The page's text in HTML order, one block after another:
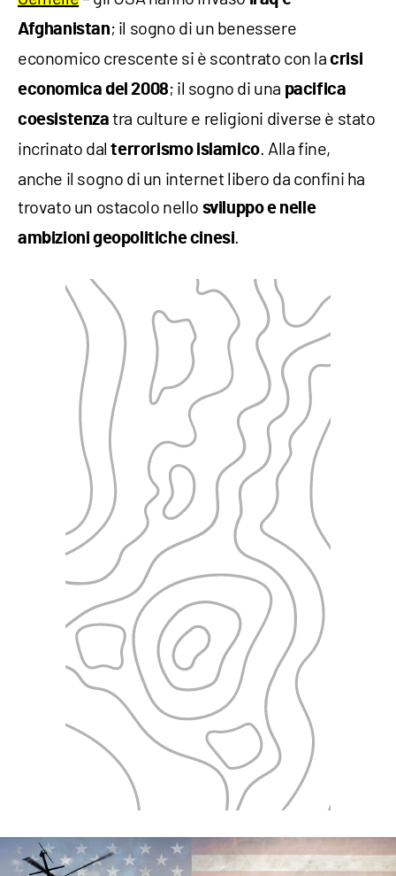
Afghanistan; il sogno di un benessere
economico crescente si è scontrato con lacrisi
economica del 2008; il sogno di una pacifica
coesistenza tra culture e religioni diverse è stato
incrinato dalterrorismo islamico. Alla fine,
anche il sogno di un internet libero da confini ha
trovato un ostacolo nello sviluppo e nelle
ambizioni geopolitiche cinesi